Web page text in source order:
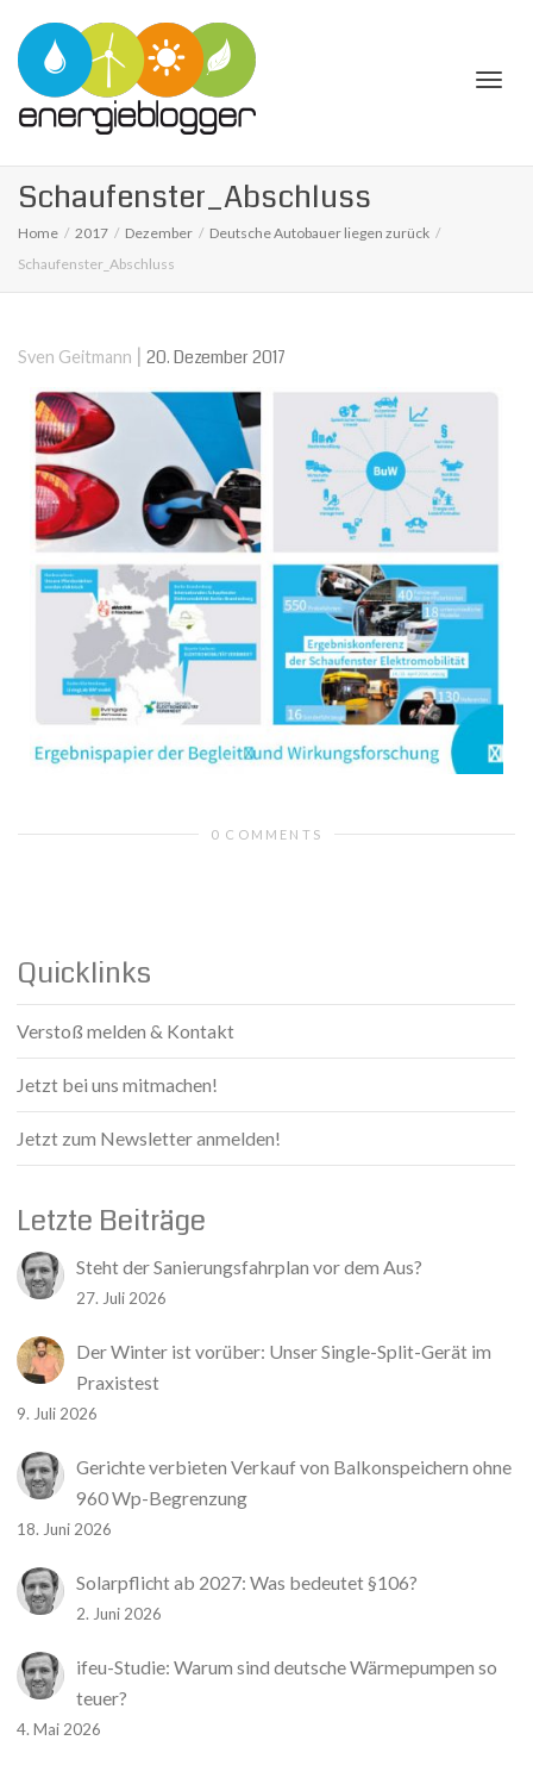
Schaufenster_Abschluss
Home 2017 Dezember
Deutsche Autobauer liegen zurück
Schaufenster_Abschluss
Sven Geitmann | 20. Dezember 2017
0 COMMENTS
Quicklinks
Verstoß melden & Kontakt
Jetzt bei uns mitmachen!
Jetzt zum Newsletter anmelden!
Letzte Beiträge
Steht der Sanierungsfahrplan vor dem Aus?
27. Juli 2026
Der Winter ist vorüber: Unser Single-Split-Gerät im
Praxistest
9. Juli 2026
Gerichte verbieten Verkauf von Balkonspeichern ohne
960 Wp-Begrenzung
18. Juni 2026
Solarpflicht ab 2027: Was bedeutet §106?
2. Juni 2026
ifeu-Studie: Warum sind deutsche Wärmepumpen so
teuer?
4. Mai 2026